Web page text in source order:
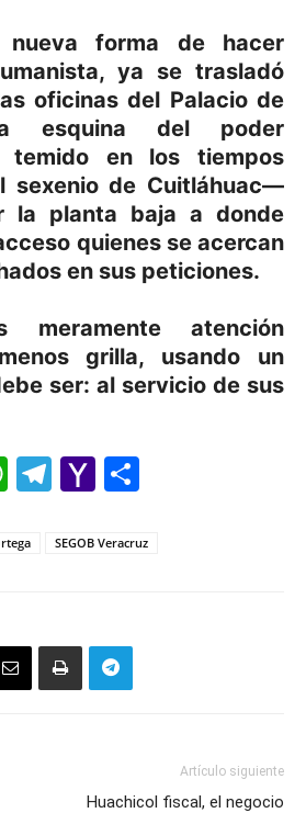
forma de hacer
ya se trasladó
oficinas del Palacio de
esquina del poder
temido en los tiempos
de Cuitláhuac—
la planta baja a donde
quienes se acercan
en sus peticiones.
atención
grilla, usando un
ser: al servicio de sus
WhatsApp
Telegram
Yahoo
SEGOB Veracruz
Artículo siguiente
Huachicol fiscal, el negocio